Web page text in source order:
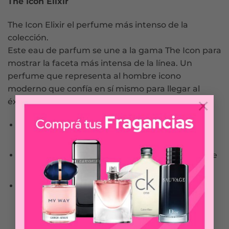
×
The Icon Elixir el perfume más intenso de la
colección.
Este eau de parfum se une a la gama The Icon para
mostrar la faceta más intensa de la línea. Un
perfume que representa al hombre icono
moderno que confía en sí mismo para llegar al
éxito.
NOTAS DE SALIDA: Madera de Guayaco, Cedro,
Madera ámbar, Musc
NOTAS DE CORAZÓN: Lavanda, Geranio, Acorde
Salado
NOTAS DE FONDO: Madera de Guayaco, Cedro,
Madera ámbar, Musc